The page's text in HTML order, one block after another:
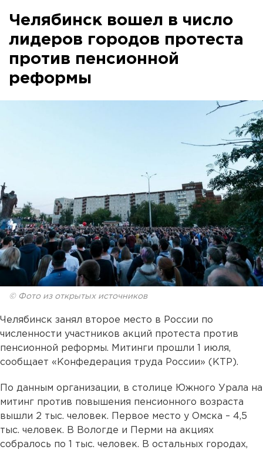
Челябинск вошел в число
лидеров городов протеста
против пенсионной
реформы
© Фото из открытых источников
Челябинск занял второе место в России по
численности участников акций протеста против
пенсионной реформы. Митинги прошли 1 июля,
сообщает «Конфедерация труда России» (КТР).
По данным организации, в столице Южного Урала на
митинг против повышения пенсионного возраста
вышли 2 тыс. человек. Первое место у Омска – 4,5
тыс. человек. В Вологде и Перми на акциях
собралось по 1 тыс. человек. В остальных городах,